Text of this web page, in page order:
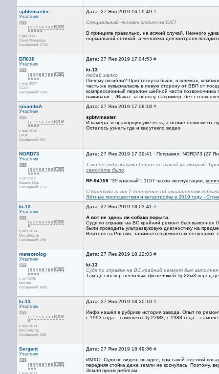
spbtvmaster
Участник
с дек 2006
Санкт-Петербург
Сообщений: 2732
Дата: 27 Янв 2019 16:59:49 #
Специальный человек стоит на СКП
В принципе правильно, на всякий случай. Немного
нормальной оптикой, а человека для контроля
БП630
Участник
с мар 2007
CCCP
Сообщений: 2981
Дата: 27 Янв 2019 17:04:53 #
ki-13
людей жалко
Почему погибли? Пристёгнуты были, в шлемах,
часть же кувыркаласяь в левую сторону от ВВП от
компрессионный перелом шейной части
выживали... (Выкат за полосу, например, без
sicambrA
Участник
с мар 2010
LP04
Сообщений: 204
Дата: 27 Янв 2019 17:08:18 #
spbtvmaster
И камера, и прапорщик уже есть, а всякие новинки от
Осталось узнать где и как утекло видео.
NORD73
Участник
с окт 2016
Нарьян-Мар
Сообщений: 2167
Дата: 27 Янв 2019 17:39:41 · Поправил: NORD73 (27
Таки по году выпуска борта не такой уж старый.
самолёта было
RF-94159 "35 красный": 1157 часов эксплуатации,
С forumavia.ru от 1 донесение об авиационном
Лётные происшествия и катастрофы в 2019 году -
ki-13
Участник
с июл 2014
Мособласть
Сообщений: 298
Дата: 27 Янв 2019 18:03:41 #
А вот не здесь ли собака порыта.
Судя по справке на ВС крайний ремонт был выполнен
были проводить ультразвуковую диагностику на
Вертолёты России, занимается ремонтом
meteorolog
Участник
с окт 2005
Москва
Сообщений: 6001
Дата: 27 Янв 2019 18:12:03 #
ki-13
Судя по справке на ВС крайний ремонт был
Там до сих пор несколько фюзеляжей Ту-22м3 перед
ki-13
Участник
с июл 2014
Мособласть
Сообщений: 298
Дата: 27 Янв 2019 18:20:10 #
Инфо нашёл в рубрике история завода. Опыт по
с 1993 года – самолеты Ту-22М3; с 1988 года –
Sergant
Участник
Дата: 27 Янв 2019 18:49:36 #
ИМХО: Судя по видео, по-идее, при такой жесткой
передняя стойка даже земли не коснулась. Поэтому,
Земля пухом ребятам.